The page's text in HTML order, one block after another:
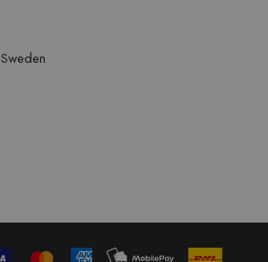
Sweden